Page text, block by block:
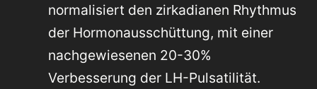
normalisiert den zirkadianen Rhythmus
der Hormonausschüttung, mit einer
nachgewiesenen 20-30%
Verbesserung der LH-Pulsatilität.